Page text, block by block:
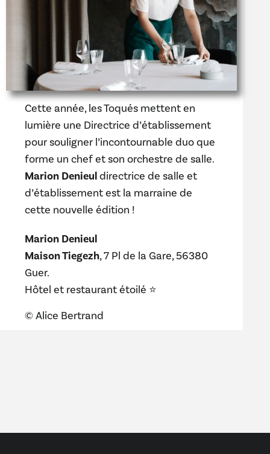
Cette année, les Toqués mettent en
lumière une Directrice d’établissement
pour souligner l’incontournable duo que
forme un chef et son orchestre de salle.
Marion Denieuldirectrice de salle et
d’établissement est la marraine de
cette nouvelle édition !
Marion Denieul
Maison Tiegezh, 7 Pl de la Gare, 56380
Guer.
Hôtel et restaurant étoilé ⭐️
© Alice Bertrand